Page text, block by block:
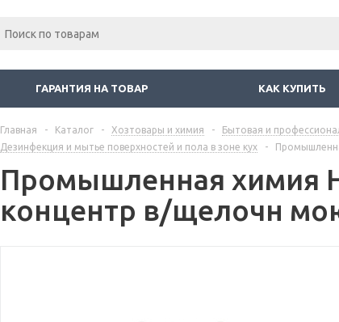
ГАРАНТИЯ НА ТОВАР КАК КУПИТЬ
Главная - Каталог - Хозтовары и химия - Бытовая и
Дезинфекция и мытье поверхностей и пола в зоне кух
-
Промышленная химия
концентр в/щелочн